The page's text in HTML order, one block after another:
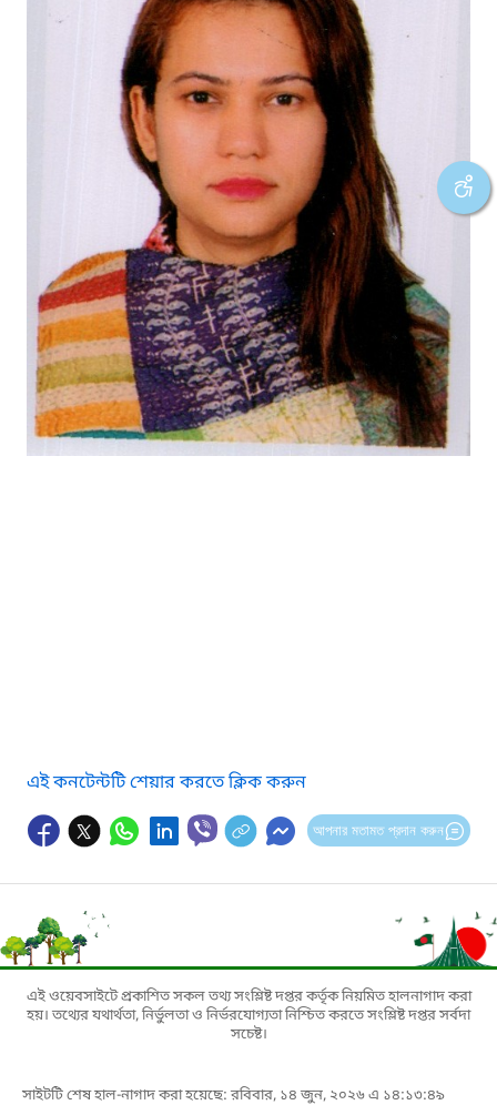
এই কনটেন্টটি শেয়ার করতে ক্লিক করুন
আপনার মতামত প্রদান করুন
এই ওয়েবসাইটে প্রকাশিত সকল তথ্য সংশ্লিষ্ট দপ্তর কর্তৃক নিয়মিত হালনাগাদ করা
হয়। তথ্যের যথার্থতা, নির্ভুলতা ও নির্ভরযোগ্যতা নিশ্চিত করতে সংশ্লিষ্ট দপ্তর সর্বদা
সচেষ্ট।
সাইটটি শেষ হাল-নাগাদ করা হয়েছে: রবিবার, ১৪ জুন, ২০২৬ এ ১৪:১৩:৪৯